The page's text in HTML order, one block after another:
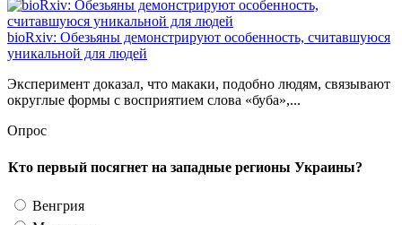
bioRxiv: Обезьяны демонстрируют особенность, считавшуюся
уникальной для людей
Эксперимент доказал, что макаки, подобно людям, связывают
округлые формы с восприятием слова «буба»,...
Опрос
Кто первый посягнет на западные регионы Украины?
Венгрия